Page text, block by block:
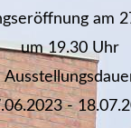
am
um 19.30 Uhr
-